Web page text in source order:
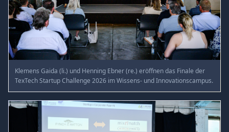
Klemens Gaida (li.) und Henning Ebner (re.) eröffnen das Finale der
TexTech Startup Challenge 2026 im Wissens- und Innovationscampus.